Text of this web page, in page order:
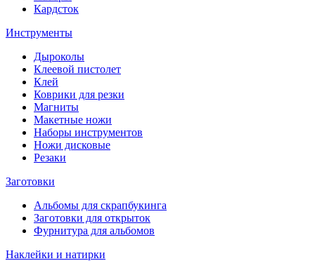
Кардсток
Инструменты
Дыроколы
Клеевой пистолет
Клей
Коврики для резки
Магниты
Макетные ножи
Наборы инструментов
Ножи дисковые
Резаки
Заготовки
Альбомы для скрапбукинга
Заготовки для открыток
Фурнитура для альбомов
Наклейки и натирки